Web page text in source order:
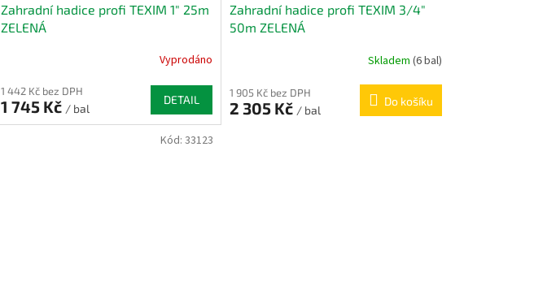
Zahradní hadice profi TEXIM 1" 25m
ZELENÁ
Vyprodáno
1 442 Kč bez DPH
1 745 Kč / bal
DETAIL
Zahradní hadice profi TEXIM 3/4"
50m ZELENÁ
Skladem (6 bal)
1 905 Kč bez DPH
2 305 Kč / bal
Do košíku
Kód: 33123